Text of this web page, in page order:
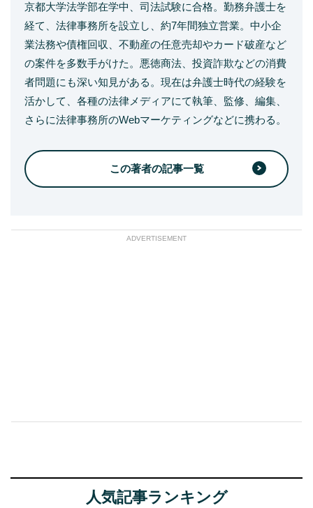
京都大学法学部在学中、司法試験に合格。勤務弁護士を
経て、法律事務所を設立し、約7年間独立営業。中小企
業法務や債権回収、不動産の任意売却やカード破産など
の案件を多数手がけた。悪徳商法、投資詐欺などの消費
者問題にも深い知見がある。現在は弁護士時代の経験を
活かして、各種の法律メディアにて執筆、監修、編集、
さらに法律事務所のWebマーケティングなどに携わる。
この著者の記事一覧
ADVERTISEMENT
人気記事ランキング